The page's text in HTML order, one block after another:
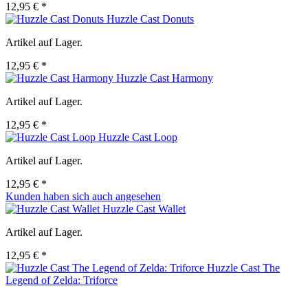
12,95 € *
Huzzle Cast Donuts
Artikel auf Lager.
12,95 € *
Huzzle Cast Harmony
Artikel auf Lager.
12,95 € *
Huzzle Cast Loop
Artikel auf Lager.
12,95 € *
Kunden haben sich auch angesehen
Huzzle Cast Wallet
Artikel auf Lager.
12,95 € *
Huzzle Cast The
Legend of Zelda: Triforce